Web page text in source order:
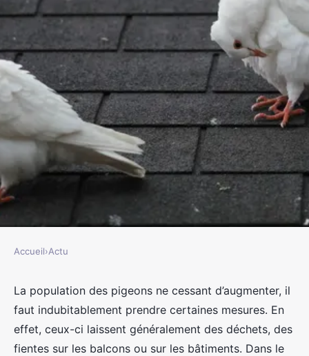
Le pic anti-pigeon : quel est son
fonctionnement, ses avantages et
inconvénients ?
Accueil›Actu
La population des pigeons ne cessant d’augmenter, il
faut indubitablement prendre certaines mesures. En
effet, ceux-ci laissent généralement des déchets, des
fientes sur les balcons ou sur les bâtiments. Dans le